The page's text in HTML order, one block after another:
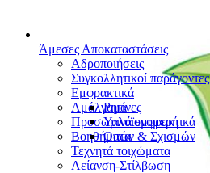
Άμεσες Αποκαταστάσεις
Αδροποιήσεις
Συγκολλητικοί παράγοντες
Εμφρακτικά
Ρητίνες
Υαλοϊονομερή
Οπών & Σχισμών
Αμάλγαμα
Προσωρινά εμφρακτικά
Βοηθήματα
Τεχνητά τοιχώματα
Λείανση-Στίλβωση